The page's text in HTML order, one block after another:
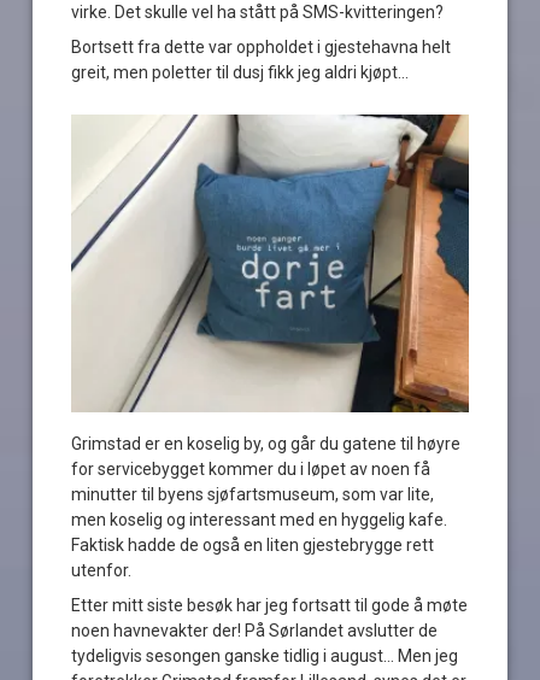
virke. Det skulle vel ha stått på SMS-kvitteringen?
Bortsett fra dette var oppholdet i gjestehavna helt
greit, men poletter til dusj fikk jeg aldri kjøpt…
Grimstad er en koselig by, og går du gatene til høyre
for servicebygget kommer du i løpet av noen få
minutter til byens sjøfartsmuseum, som var lite,
men koselig og interessant med en hyggelig kafe.
Faktisk hadde de også en liten gjestebrygge rett
utenfor.
Etter mitt siste besøk har jeg fortsatt til gode å møte
noen havnevakter der! På Sørlandet avslutter de
tydeligvis sesongen ganske tidlig i august… Men jeg